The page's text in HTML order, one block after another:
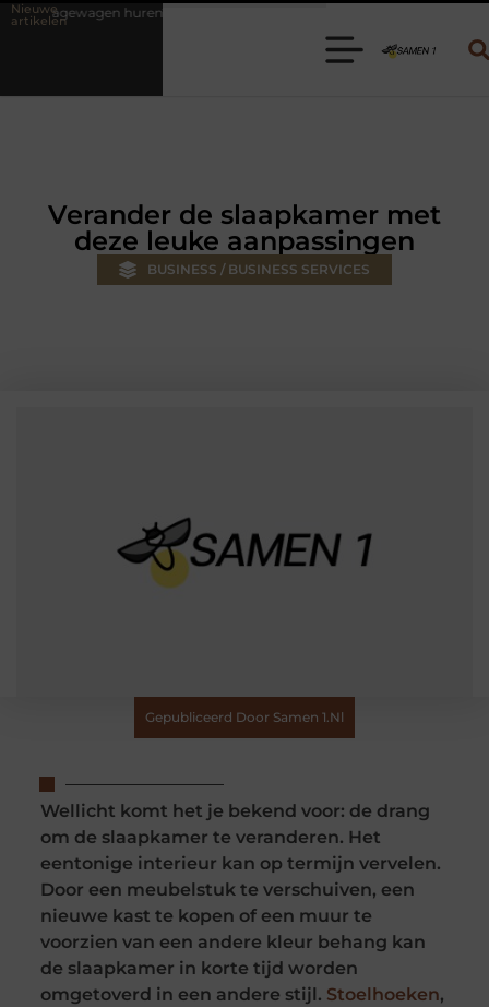
Nieuwe
artikelen
huren? Kies de juiste aanhanger voor jouw klus
Verander de slaapkamer met
deze leuke aanpassingen
BUSINESS / BUSINESS SERVICES
Gepubliceerd Door Samen 1.nl
Wellicht komt het je bekend voor: de drang
om de slaapkamer te veranderen. Het
eentonige interieur kan op termijn vervelen.
Door een meubelstuk te verschuiven, een
nieuwe kast te kopen of een muur te
voorzien van een andere kleur behang kan
de slaapkamer in korte tijd worden
omgetoverd in een andere stijl. Stoelhoeken,